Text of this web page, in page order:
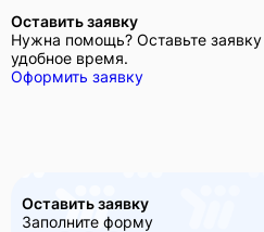
Оставить заявку
Нужна помощь? Оставьте
удобное время.
Оформить заявку
Оставить заявку
Заполните форму